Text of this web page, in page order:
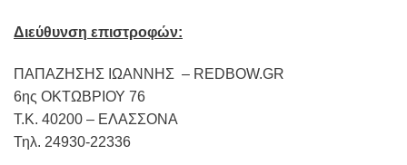
Διεύθυνση επιστροφών:
ΠΑΠΑΖΗΣΗΣ ΙΩΑΝΝΗΣ – REDBOW.GR
6ης ΟΚΤΩΒΡΙΟΥ 76
Τ.Κ. 40200 – ΕΛΑΣΣΟΝΑ
Τηλ. 24930-22336